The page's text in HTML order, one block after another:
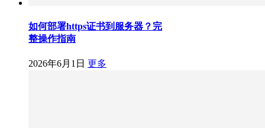
如何部署https证书到服务器？完
整操作指南
2026年6月1日 更多